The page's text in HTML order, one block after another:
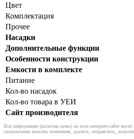
Цвет
Комплектация
Прочее
Насадки
Дополнительные функции
Особенности конструкции
Емкости в комплекте
Питание
Кол-во насадок
Кол-во товара в УЕИ
Сайт производителя
Вся информация (включая цены) на этом интернет-сайте
уведомления вносить изменения, удалять, исправлять,